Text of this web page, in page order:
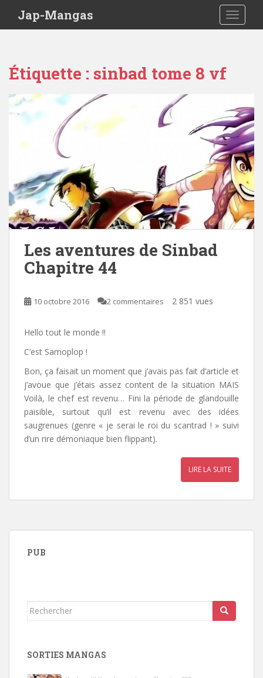
Jap-Mangas
Étiquette : sinbad tome 8 vf
Les aventures de Sinbad
Chapitre 44
10 octobre 2016 2 commentaires 2 851 vues
Hello tout le monde !!
C’est Samoplop !
Bon, ça faisait un moment que j’avais pas fait d’article et
j’avoue que j’étais assez content de la situation MAIS
Voilà, le chef est revenu… Fini la période de glandouille
paisible, surtout qu’il est revenu avec des idées
saugrenues (genre « je serai le roi du scantrad ! » suivi
d’un rire démoniaque bien flippant).
LIRE LA SUITE
PUB
Rechercher...
SORTIES MANGAS